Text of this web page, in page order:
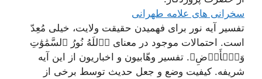
سخرانی های علامه طهرانی
تفسیر آیه نور برای فهمیدن حقیقت ولایت، خیلی مُعِدّ
است. احتمالات موجود در معنای ﴿ٱللَهُ نُورُ ٱلسَّمَٰوَٰتِ
وَٱلۡأَرۡضِ﴾. تفسیر وهّابیون و اخباریون از این آیه
شریفه. کیفیت وضع و جعل حدیث توسط برخی از